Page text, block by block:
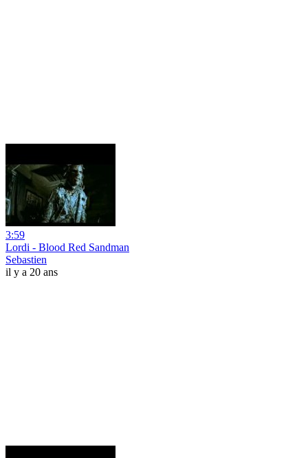
3:59
Lordi - Blood Red Sandman
Sebastien
il y a 20 ans